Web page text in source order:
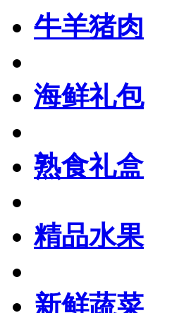
牛羊猪肉
海鲜礼包
熟食礼盒
精品水果
新鲜蔬菜